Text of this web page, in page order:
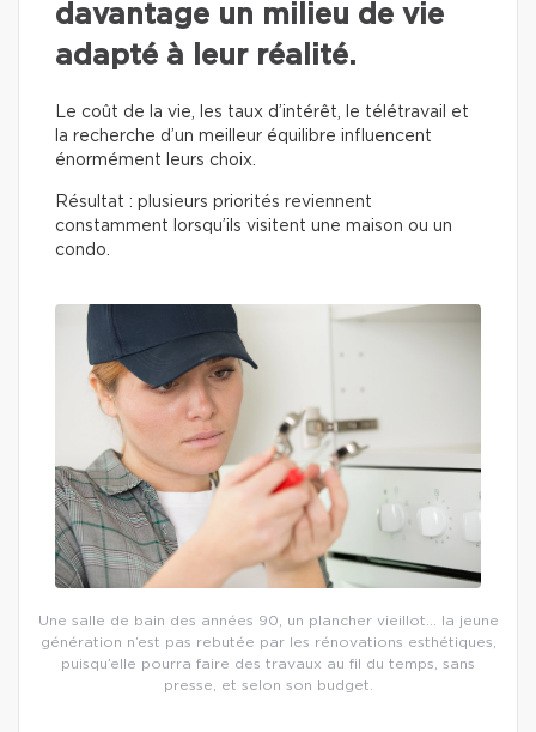
davantage un milieu de vie
adapté à leur réalité.
Le coût de la vie, les taux d’intérêt, le télétravail et
la recherche d’un meilleur équilibre influencent
énormément leurs choix.
Résultat : plusieurs priorités reviennent
constamment lorsqu’ils visitent une maison ou un
condo.
Une salle de bain des années 90, un plancher vieillot… la jeune
génération n’est pas rebutée par les rénovations esthétiques,
puisqu’elle pourra faire des travaux au fil du temps, sans
presse, et selon son budget.